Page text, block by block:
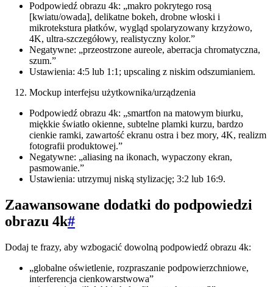
Podpowiedź obrazu 4k: „makro pokrytego rosą
[kwiatu/owada], delikatne bokeh, drobne włoski i
mikrotekstura płatków, wygląd spolaryzowany krzyżowo,
4K, ultra-szczegółowy, realistyczny kolor.”
Negatywne: „przeostrzone aureole, aberracja chromatyczna,
szum.”
Ustawienia: 4:5 lub 1:1; upscaling z niskim odszumianiem.
Mockup interfejsu użytkownika/urządzenia
Podpowiedź obrazu 4k: „smartfon na matowym biurku,
miękkie światło okienne, subtelne plamki kurzu, bardzo
cienkie ramki, zawartość ekranu ostra i bez mory, 4K, realizm
fotografii produktowej.”
Negatywne: „aliasing na ikonach, wypaczony ekran,
pasmowanie.”
Ustawienia: utrzymuj niską stylizację; 3:2 lub 16:9.
Zaawansowane dodatki do podpowiedzi
obrazu 4k#
Dodaj te frazy, aby wzbogacić dowolną podpowiedź obrazu 4k:
„globalne oświetlenie, rozpraszanie podpowierzchniowe,
interferencja cienkowarstwowa”